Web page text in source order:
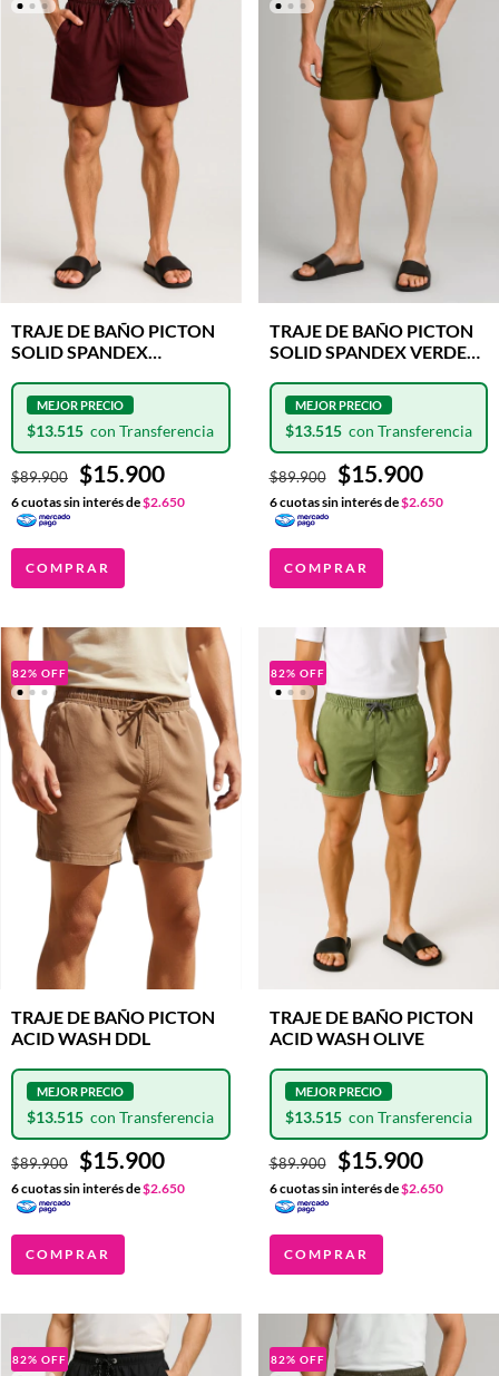
TRAJE DE BAÑO PICTON
SOLID SPANDEX
$89.900 $15.900
$13.515
6cuotas sin interés de$2.650
COMPRAR
TRAJE DE BAÑO PICTON
SOLID SPANDEX VERDE
$89.900 $15.900
$13.515
6cuotas sin interés de$2.650
COMPRAR
82% OFF
TRAJE DE BAÑO PICTON
ACID WASH DDL
$89.900 $15.900
$13.515
6cuotas sin interés de$2.650
COMPRAR
82% OFF
TRAJE DE BAÑO PICTON
ACID WASH OLIVE
$89.900 $15.900
$13.515
6cuotas sin interés de$2.650
COMPRAR
82% OFF 82% OFF